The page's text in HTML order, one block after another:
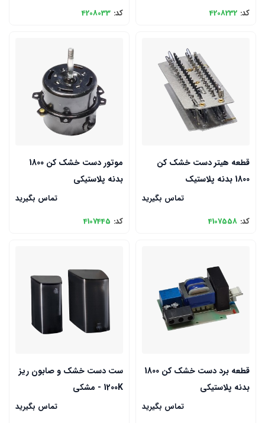
کد: 4208232 کد: 4208033
قطعه هیتر دست خشک کن
1800 بدنه پلاستیک
تماس بگیرید
کد: 4107558
موتور دست خشک کن 1800
بدنه پلاستیکی
تماس بگیرید
کد: 4107445
قطعه برد دست خشک کن 1800
بدنه پلاستیکی
تماس بگیرید
ست دست خشک و صابون ریز
1200K - مشکی
تماس بگیرید